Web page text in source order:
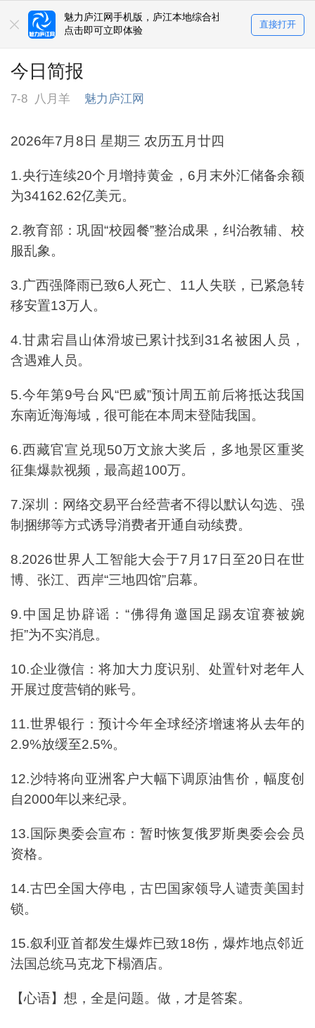
魅力庐江网手机版，庐江本地综合社区
点击即可立即体验
直接打开
今日简报
7-8 八月羊 魅力庐江网
2026年7月8日 星期三 农历五月廿四
1.央行连续20个月增持黄金，6月末外汇储备余额
为34162.62亿美元。
2.教育部：巩固“校园餐”整治成果，纠治教辅、校
服乱象。
3.广西强降雨已致6人死亡、11人失联，已紧急转
移安置13万人。
4.甘肃宕昌山体滑坡已累计找到31名被困人员，
含遇难人员。
5.今年第9号台风“巴威”预计周五前后将抵达我国
东南近海海域，很可能在本周末登陆我国。
6.西藏官宣兑现50万文旅大奖后，多地景区重奖
征集爆款视频，最高超100万。
7.深圳：网络交易平台经营者不得以默认勾选、强
制捆绑等方式诱导消费者开通自动续费。
8.2026世界人工智能大会于7月17日至20日在世
博、张江、西岸“三地四馆”启幕。
9.中国足协辟谣：“佛得角邀国足踢友谊赛被婉
拒”为不实消息。
10.企业微信：将加大力度识别、处置针对老年人
开展过度营销的账号。
11.世界银行：预计今年全球经济增速将从去年的
2.9%放缓至2.5%。
12.沙特将向亚洲客户大幅下调原油售价，幅度创
自2000年以来纪录。
13.国际奥委会宣布：暂时恢复俄罗斯奥委会会员
资格。
14.古巴全国大停电，古巴国家领导人谴责美国封
锁。
15.叙利亚首都发生爆炸已致18伤，爆炸地点邻近
法国总统马克龙下榻酒店。
【心语】想，全是问题。做，才是答案。